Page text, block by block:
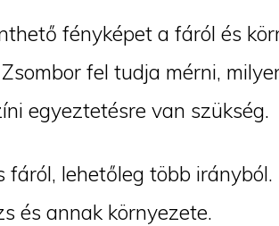
fényképet a fáról és
fel tudja mérni,
egyeztetésre van szükség.
fáról, lehetőleg több irányból.
és annak környezete.